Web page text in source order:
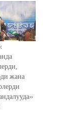
жана